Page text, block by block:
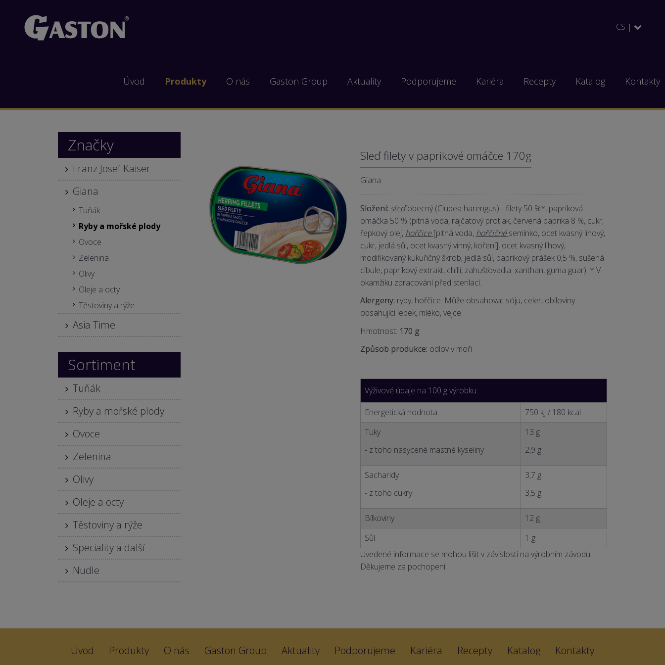
CS |
Úvod Produkty O nás Gaston Group Aktuality Podporujeme Kariéra Recepty Katalog Kontakty
Značky
Franz Josef Kaiser
Giana
Tuňák
Ryby a mořské plody
Ovoce
Zelenina
Olivy
Oleje a octy
Těstoviny a rýže
Asia Time
Sortiment
Tuňák
Ryby a mořské plody
Ovoce
Zelenina
Olivy
Oleje a octy
Těstoviny a rýže
Speciality a další
Nudle
Sleď filety v paprikové omáčce 170g
Giana
Složení: sleď obecný (Clupea harengus) - filety 50 %*, papriková
omáčka 50 % (pitná voda, rajčatový protlak, červená paprika 8 %, cukr,
řepkový olej, hořčice [pitná voda, hořčičné semínko, ocet kvasný lihový,
cukr, jedlá sůl, ocet kvasný vinný, koření], ocet kvasný lihový,
modifikovaný kukuřičný škrob, jedlá sůl, paprikový prášek 0,5 %, sušená
cibule, paprikový extrakt, chilli, zahušťovadla: xanthan, guma guar). * V
okamžiku zpracování před sterilací.
Alergeny: ryby, hořčice. Může obsahovat sóju, celer, obiloviny
obsahující lepek, mléko, vejce.
Hmotnost: 170 g
Způsob produkce: odlov v moři
Výživové údaje na 100 g výrobku:
Energetická hodnota
750 kJ / 180 kcal
Tuky
- z toho nasycené mastné kyseliny
13 g
2,9 g
Sacharidy
- z toho cukry
3,7 g
3,5 g
Bílkoviny
12 g
Sůl
1 g
Uvedené informace se mohou lišit v závislosti na výrobním závodu.
Děkujeme za pochopení.
Úvod Produkty O nás Gaston Group Aktuality Podporujeme Kariéra Recepty Katalog Kontakty